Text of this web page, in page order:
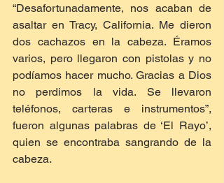
“Desafortunadamente, nos acaban de
asaltar en Tracy, California. Me dieron
dos cachazos en la cabeza. Éramos
varios, pero llegaron con pistolas y no
podíamos hacer mucho. Gracias a Dios
no perdimos la vida. Se llevaron
teléfonos, carteras e instrumentos”,
fueron algunas palabras de ‘El Rayo’,
quien se encontraba sangrando de la
cabeza.